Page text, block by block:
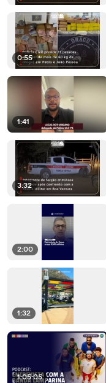
0:55
1:41
3:32
2:00
1:32
1:05:05